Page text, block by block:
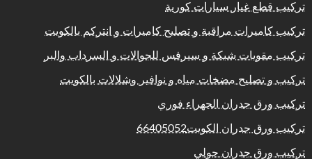
تركيب قطع غيار سيارات كورية
تركيب كاميرات مراقبة و تصليح كاميرات و انتركم بالكويت
تركيب مقويات شبكة و سيرفس للجوالات و السرداب والبر
تركيب و تصليح مضخات مياه و نوافير وشلالات بالكويت
تركيب ورق جدران الجهراء فوري
تركيب ورق جدران الكويت66405052
تركيب ورق جدران حولي